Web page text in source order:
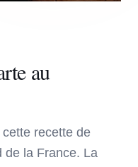
au
recette de
de la France. La